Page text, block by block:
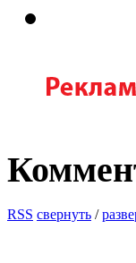
RSS свернуть /